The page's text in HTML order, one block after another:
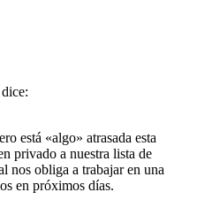
dice:
está «algo» atrasada esta
privado a nuestra lista de
nos obliga a trabajar en una
en próximos días.